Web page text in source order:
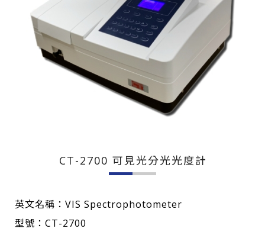
CT-2700 可見光分光光度計
英文名稱：VIS Spectrophotometer
型號：CT-2700